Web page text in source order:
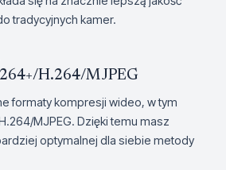
tradycyjnych kamer.
H.264/MJPEG
formaty kompresji wideo, w tym
MJPEG. Dzięki temu masz
optymalnej dla siebie metody